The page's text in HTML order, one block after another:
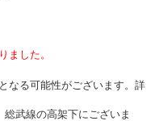
ました。
なる可能性がございます。詳
武線の高架下にございま